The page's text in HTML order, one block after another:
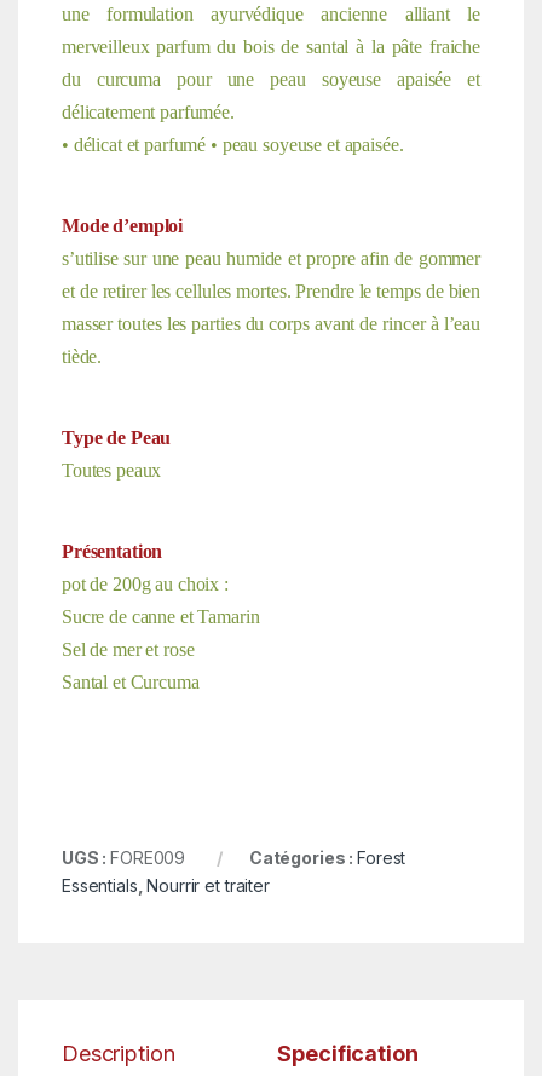
une formulation ayurvédique ancienne alliant le
merveilleux parfum du bois de santal à la pâte fraiche
du curcuma pour une peau soyeuse apaisée et
délicatement parfumée.
• délicat et parfumé • peau soyeuse et apaisée.
Mode d’emploi
s’utilise sur une peau humide et propreafin de gommer
et de retirer les cellules mortes. Prendre le temps de bien
masser toutes les parties du corps avant de rincer à l’eau
tiède.
Type de Peau
Toutes peaux
Présentation
pot de 200g au choix :
Sucre de canne et Tamarin
Sel de mer et rose
Santal et Curcuma
UGS :FORE009 Catégories :Forest
Essentials ,Nourrir et traiter
Description Specification